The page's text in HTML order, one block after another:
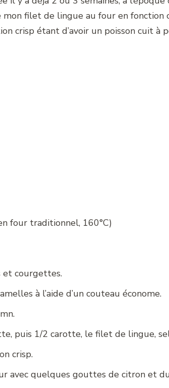
mon filet de lingue au four en
crisp étant d’avoir un poisson cuit
four traditionnel, 160°C)
et courgettes.
à l’aide d’un couteau économe.
puis 1/2 carotte, le filet de lingue,
crisp.
avec quelques gouttes de citron et